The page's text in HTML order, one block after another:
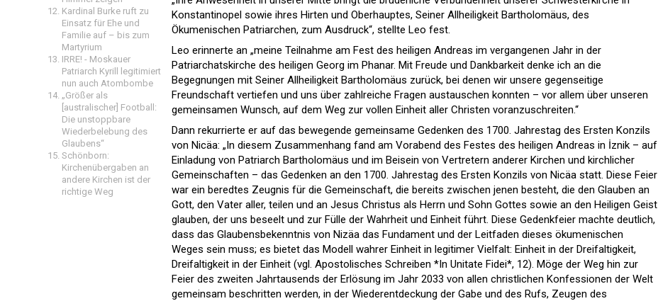
Kardinal Burke ruft zu
Einsatz für Ehe und
Familie auf – bis zum
Martyrium
IRRE! - Moskauer
Patriarch Kyrill legitimiert
nun auch Atombombe
„Größer als
[australischer] Football:
Die unstoppbare
Wiederbelebung des
Glaubens“
Schönborn:
Kirchenübergaben an
andere Kirchen ist der
richtige Weg
Konstantinopel sowie ihres Hirten und Oberhauptes, Seiner Allheiligkeit Bartholomäus, des
Ökumenischen Patriarchen, zum Ausdruck“, stellte Leo fest.
Leo erinnerte an „meine Teilnahme am Fest des heiligen Andreas im vergangenen Jahr in der
Patriarchatskirche des heiligen Georg im Phanar. Mit Freude und Dankbarkeit denke ich an die
Begegnungen mit Seiner Allheiligkeit Bartholomäus zurück, bei denen wir unsere gegenseitige
Freundschaft vertiefen und uns über zahlreiche Fragen austauschen konnten – vor allem über unseren
gemeinsamen Wunsch, auf dem Weg zur vollen Einheit aller Christen voranzuschreiten.“
Dann rekurrierte er auf das bewegende gemeinsame Gedenken des 1700. Jahrestag des Ersten Konzils
von Nicäa: „In diesem Zusammenhang fand am Vorabend des Festes des heiligen Andreas in İznik – auf
Einladung von Patriarch Bartholomäus und im Beisein von Vertretern anderer Kirchen und kirchlicher
Gemeinschaften – das Gedenken an den 1700. Jahrestag des Ersten Konzils von Nicäa statt. Diese Feier
war ein beredtes Zeugnis für die Gemeinschaft, die bereits zwischen jenen besteht, die den Glauben an
Gott, den Vater aller, teilen und an Jesus Christus als Herrn und Sohn Gottes sowie an den Heiligen Geist
glauben, der uns beseelt und zur Fülle der Wahrheit und Einheit führt. Diese Gedenkfeier machte deutlich,
dass das Glaubensbekenntnis von Nizäa das Fundament und der Leitfaden dieses ökumenischen
Weges sein muss; es bietet das Modell wahrer Einheit in legitimer Vielfalt: Einheit in der Dreifaltigkeit,
Dreifaltigkeit in der Einheit (vgl. Apostolisches Schreiben *In Unitate Fidei*, 12). Möge der Weg hin zur
Feier des zweiten Jahrtausends der Erlösung im Jahr 2033 von allen christlichen Konfessionen der Welt
gemeinsam beschritten werden, in der Wiederentdeckung der Gabe und des Rufs, Zeugen des